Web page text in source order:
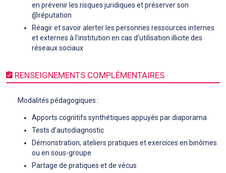
en prévenir les risques juridiques et préserver son
@réputation
Réagir et savoir alerter les personnes ressources internes
et externes à l’institution en cas d’utilisation illicite des
réseaux sociaux
RENSEIGNEMENTS COMPLÉMENTAIRES
Modalités pédagogiques :
Apports cognitifs synthétiques appuyés par diaporama
Tests d’autodiagnostic
Démonstration, ateliers pratiques et exercices en binômes
ou en sous-groupe
Partage de pratiques et de vécus